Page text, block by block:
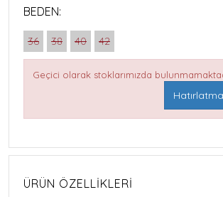
BEDEN:
36 38 40 42
Geçici olarak stoklarımızda
ÜRÜN ÖZELLIKLERI